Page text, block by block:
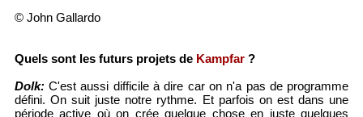
© John Gallardo
Quels sont les futurs projets de Kampfar?
Dolk:C'est aussi difficile à dire car on n'a pas de programme
défini. On suit juste notre rythme. Et parfois on est dans une
période active où on crée quelque chose en juste quelques